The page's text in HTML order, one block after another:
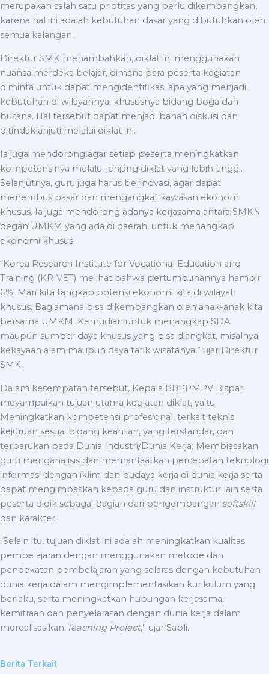
merupakan salah satu priotitas yang perlu dikembangkan,
karena hal ini adalah kebutuhan dasar yang dibutuhkan oleh
semua kalangan.
Direktur SMK menambahkan, diklat ini menggunakan
nuansa merdeka belajar, dimana para peserta kegiatan
diminta untuk dapat mengidentifikasi apa yang menjadi
kebutuhan di wilayahnya, khususnya bidang boga dan
busana. Hal tersebut dapat menjadi bahan diskusi dan
ditindaklanjuti melalui diklat ini.
Ia juga mendorong agar setiap peserta meningkatkan
kompetensinya melalui jenjang diklat yang lebih tinggi.
Selanjutnya, guru juga harus berinovasi, agar dapat
menembus pasar dan mengangkat kawasan ekonomi
khusus. Ia juga mendorong adanya kerjasama antara SMKN
degan UMKM yang ada di daerah, untuk menangkap
ekonomi khusus.
“Korea Research Institute for Vocational Education and
Training (KRIVET) melihat bahwa pertumbuhannya hampir
6%. Mari kita tangkap potensi ekonomi kita di wilayah
khusus. Bagiamana bisa dikembangkan oleh anak-anak kita
bersama UMKM. Kemudian untuk menangkap SDA
maupun sumber daya khusus yang bisa diangkat, misalnya
kekayaan alam maupun daya tarik wisatanya,” ujar Direktur
SMK.
Dalam kesempatan tersebut, Kepala BBPPMPV Bispar
meyampaikan tujuan utama kegiatan diklat, yaitu;
Meningkatkan kompetensi profesional, terkait teknis
kejuruan sesuai bidang keahlian, yang terstandar, dan
terbarukan pada Dunia Industri/Dunia Kerja; Membiasakan
guru menganalisis dan memanfaatkan percepatan teknologi
informasi dengan iklim dan budaya kerja di dunia kerja serta
dapat mengimbaskan kepada guru dan instruktur lain serta
peserta didik sebagai bagian dari pengembangan softskill
dan karakter.
“Selain itu, tujuan diklat ini adalah meningkatkan kualitas
pembelajaran dengan menggunakan metode dan
pendekatan pembelajaran yang selaras dengan kebutuhan
dunia kerja dalam mengimplementasikan kurikulum yang
berlaku, serta meningkatkan hubungan kerjasama,
kemitraan dan penyelarasan dengan dunia kerja dalam
merealisasikan TeachingProject,” ujar Sabli.
Berita Terkait